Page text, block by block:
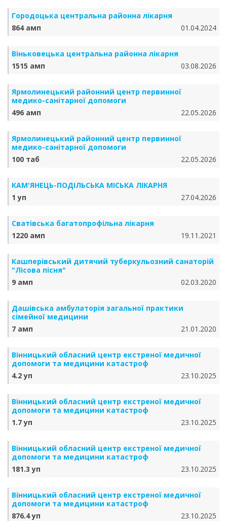
Городоцька центральна районна лікарня
864 амп
01.04.2024
Віньковецька центральна районна лікарня
1515 амп
03.08.2026
Ярмолинецький районний центр первинної
медико-санітарної допомоги
496 амп
22.05.2026
Ярмолинецький районний центр первинної
медико-санітарної допомоги
100 таб
22.05.2026
КАМ'ЯНЕЦЬ-ПОДІЛЬСЬКА МІСЬКА ЛІКАРНЯ
1 уп
27.04.2026
Сватівська багатопрофільна лікарня
1220 амп
19.11.2021
Кашперівський дитячий туберкульозний санаторій
"Лісова пісня"
9 амп
02.03.2020
Дашівська амбулаторія загальної практики
сімейної медицини
7 амп
21.01.2020
Вінницький обласний центр екстреної медичної
допомоги та медицини катастроф
4.2 уп
23.10.2025
Вінницький обласний центр екстреної медичної
допомоги та медицини катастроф
1.7 уп
23.10.2025
Вінницький обласний центр екстреної медичної
допомоги та медицини катастроф
181.3 уп
23.10.2025
Вінницький обласний центр екстреної медичної
допомоги та медицини катастроф
876.4 уп
23.10.2025